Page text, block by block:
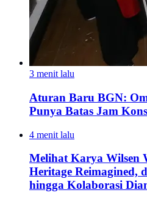
3 menit lalu
Aturan Baru BGN:
Punya Batas Jam
4 menit lalu
Melihat Karya Wilsen
Heritage Reimagined,
hingga Kolaborasi